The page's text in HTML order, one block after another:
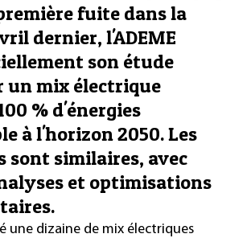
fuite dans la
dernier, l'ADEME
son étude
mix électrique
% d'énergies
à l'horizon 2050. Les
sont similaires, avec
et optimisations
une dizaine de mix électriques